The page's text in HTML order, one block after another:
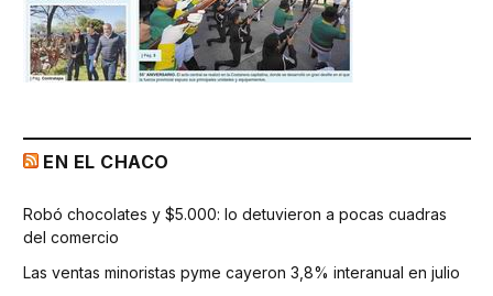
EN EL CHACO
Robó chocolates y $5.000: lo detuvieron a pocas cuadras
del comercio
Las ventas minoristas pyme cayeron 3,8% interanual en julio